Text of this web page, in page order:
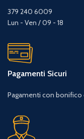
379 240 6009
Lun - Ven / 09 - 18
Pagamenti Sicuri
Pagamenti con bonifico